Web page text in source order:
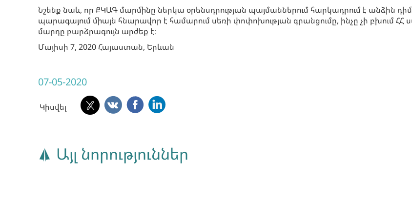
Նշենք նաև, որ ՔԿԱԳ մարմինը ներկա օրենսդրության պայմաններում հարկադրում է անձին
պարագայում միայն հնարավոր է համարում սեռի փոփոխության գրանցումը, ինչը չի բխում
մարդը բարձրագույն արժեք է։
Մայիսի 7, 2020 Հայաստան, Երևան
07-05-2020
Կիսվել
Այլ նորություններ